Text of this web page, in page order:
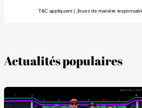
T&C appliquent | Jouez de manière
Actualités populaires